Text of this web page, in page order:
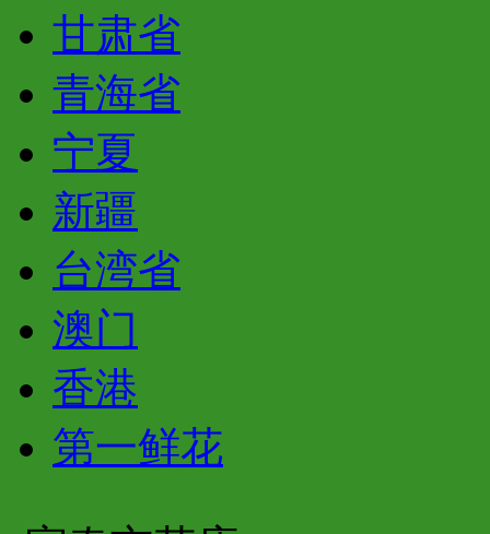
甘肃省
青海省
宁夏
新疆
台湾省
澳门
香港
第一鲜花